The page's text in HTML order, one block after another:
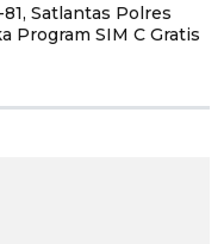
Satlantas Polres
Program SIM C Gratis